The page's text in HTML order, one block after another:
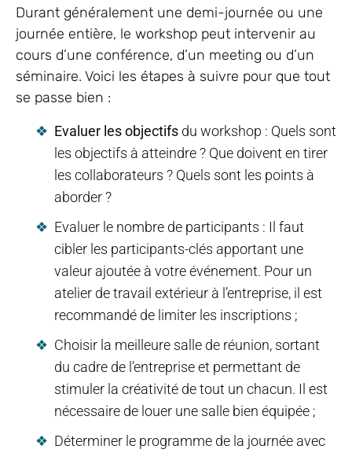
Durant généralement une demi-journée ou une
journée entière, le workshop peut intervenir au
cours d’une conférence, d’un meeting ou d’un
séminaire. Voici les étapes à suivre pour que tout
se passe bien :
Evaluer les objectifs du workshop : Quels sont
les objectifs à atteindre ? Que doivent en tirer
les collaborateurs ? Quels sont les points à
aborder ?
Evaluer le nombre de participants : Il faut
cibler les participants-clés apportant une
valeur ajoutée à votre événement. Pour un
atelier de travail extérieur à l’entreprise, il est
recommandé de limiter les inscriptions ;
Choisir la meilleure salle de réunion, sortant
du cadre de l’entreprise et permettant de
stimuler la créativité de tout un chacun. Il est
nécessaire de louer une salle bien équipée ;
Déterminer le programme de la journée avec